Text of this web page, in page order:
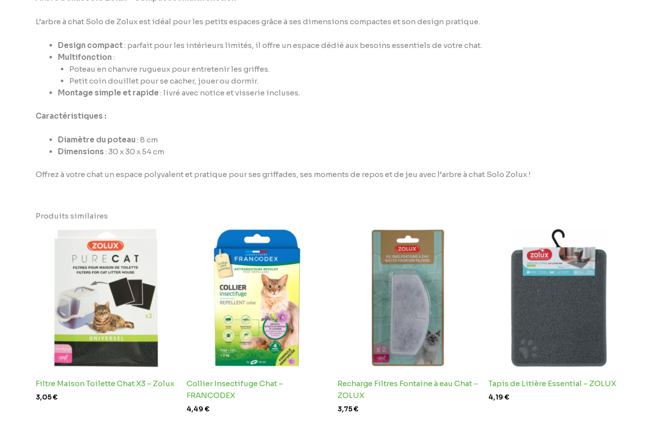
L’arbre à chat Solo de Zolux est idéal pour les petits espaces grâce à ses dimensions compactes et son design pratique.
Design compact: parfait pour les intérieurs limités, il offre un espace dédié aux besoins essentiels de votre chat.
Multifonction :
Poteau en chanvre rugueux pour entretenir les griffes.
Petit coin douillet pour se cacher, jouer ou dormir.
Montage simple et rapide : livré avec notice et visserie incluses.
Caractéristiques :
Diamètre du poteau : 8 cm
Dimensions : 30 x 30 x 54 cm
Offrez à votre chat un espace polyvalent et pratique pour ses griffades, ses moments de repos et de jeu avec l’arbre à chat Solo Zolux !
Produits similaires
Filtre Maison Toilette Chat X3 – Zolux
3,05€
Collier Insectifuge Chat –
FRANCODEX
4,49 €
Recharge Filtres Fontaine à eau Chat –
ZOLUX
3,75€
Tapis de Litière Essential – ZOLUX
4,19 €